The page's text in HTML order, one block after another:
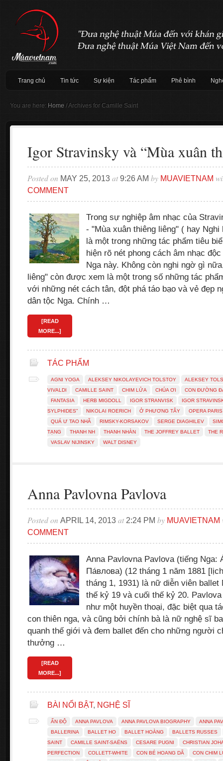
Trang chủ Tin tức Sự kiện Tác phẩm Phê bình
You are here: Home /Archives for Camille Saint
Igor Stravinsky và “Mùa xuân
Posted on MAY 25, 2013 at9:26 AM by MUAVIETNAM
COMMENT
Trong sự nghiệp âm nhạc của
- "Mùa xuân thiêng liêng" ( hay
là một trong những tác phẩm tiêu
hiện rõ nét phong cách âm nhạc
Nga này. Không còn nghi ngờ gì
liêng" còn được xem là một trong số những tác
với những nét cách tân, đột phá táo bạo và vẻ đẹp
dân tộc Nga. Chính …
[READ
MORE...]
TÁC PHẨM
AGNI YOGA ALEKSEY NIKOLAYEVICH TOLSTOY
ALEKSEY
VIVALDI
CAMILLE SAINT CHIM LỬA CHÚA ƠI
CON ĐƯỜNG
FANTASIA
HERB MIGDOLL IGOR STRANVISK
IGOR
SYLPHIDES”
NIKOLAI ROERICH Ở PHƯƠNG TÂY
OPERA PARIS
QUÁ Ư TAO NHÃ
RIMSKY-KORSAKOV SERGE DIAGHILEV
TẠNG
THANH NH THANH NHÀN THE JOFFREY BALLET
THE
VASLAV NIJINSKY
WALT DISNEY
Anna Pavlovna Pavlova
Posted on APRIL 14, 2013 at 2:24 PM by MUAVIETNAM
COMMENT
Anna Pavlovna Pavlova (tiếng Nga:
Па́влова) (12 tháng 1 năm 1881
tháng 1, 1931) là nữ diễn viên ballet
thế kỷ 19 và cuối thế kỷ 20.
như một huyền thoại, đặc biệt qua
con thiên nga, và cũng bởi chính bà là nữ nghệ sĩ
quanh thế giới và đem ballet đến cho những người
thưởng …
[READ
MORE...]
BÀI NỔI BẬT, NGHỆ SĨ
ẤN ĐỘ ANNA PAVLOVA ANNA PAVLOVA BIOGRAPHY
ANNA
BALLERINA
BALLET HO BALLET HOÀNG
BALLETS RUSSES
SAINT
CAMILLE SAINT-SAËNS CESARE PUGNI
CHRISTIAN
PERFECTION
COLLETT-WHITE CON BÉ HOANG DÃ
CON CHIM